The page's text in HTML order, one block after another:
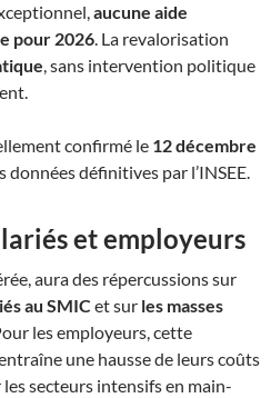
aucune aide
pour 2026. La revalorisation
, sans intervention politique
confirmé le 12 décembre
définitives par l’INSEE.​
et employeurs
aura des répercussions sur
au SMIC et sur les masses
les employeurs, cette
une hausse de leurs coûts
secteurs intensifs en main-